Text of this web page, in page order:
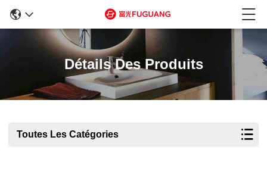
Détails Des Produits
Toutes Les Catégories